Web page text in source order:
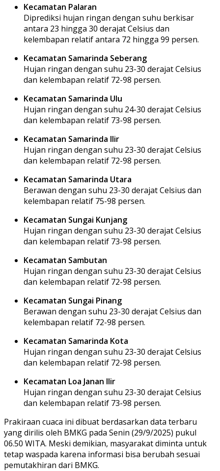
Kecamatan Palaran
Diprediksi hujan ringan dengan suhu berkisar
antara 23 hingga 30 derajat Celsius dan
kelembapan relatif antara 72 hingga 99 persen.
Kecamatan Samarinda Seberang
Hujan ringan dengan suhu 23-30 derajat Celsius
dan kelembapan relatif 72-98 persen.
Kecamatan Samarinda Ulu
Hujan ringan dengan suhu 24-30 derajat Celsius
dan kelembapan relatif 73-98 persen.
Kecamatan Samarinda Ilir
Hujan ringan dengan suhu 23-30 derajat Celsius
dan kelembapan relatif 72-98 persen.
Kecamatan Samarinda Utara
Berawan dengan suhu 23-30 derajat Celsius dan
kelembapan relatif 75-98 persen.
Kecamatan Sungai Kunjang
Hujan ringan dengan suhu 23-30 derajat Celsius
dan kelembapan relatif 73-98 persen.
Kecamatan Sambutan
Hujan ringan dengan suhu 23-30 derajat Celsius
dan kelembapan relatif 72-98 persen.
Kecamatan Sungai Pinang
Berawan dengan suhu 23-30 derajat Celsius dan
kelembapan relatif 72-98 persen.
Kecamatan Samarinda Kota
Hujan ringan dengan suhu 23-30 derajat Celsius
dan kelembapan relatif 72-98 persen.
Kecamatan Loa Janan Ilir
Hujan ringan dengan suhu 23-30 derajat Celsius
dan kelembapan relatif 73-98 persen.
Prakiraan cuaca ini dibuat berdasarkan data terbaru
yang dirilis oleh BMKG pada Senin (29/9/2025) pukul
06.50 WITA. Meski demikian, masyarakat diminta untuk
tetap waspada karena informasi bisa berubah sesuai
pemutakhiran dari BMKG.